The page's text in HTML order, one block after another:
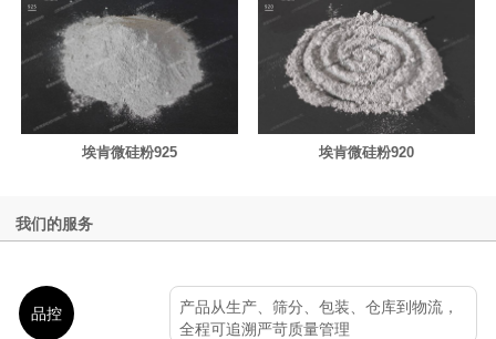
埃肯微硅粉925 埃肯微硅粉920
我们的服务
品控
产品从生产、筛分、包装、仓库到物流，
全程可追溯严苛质量管理